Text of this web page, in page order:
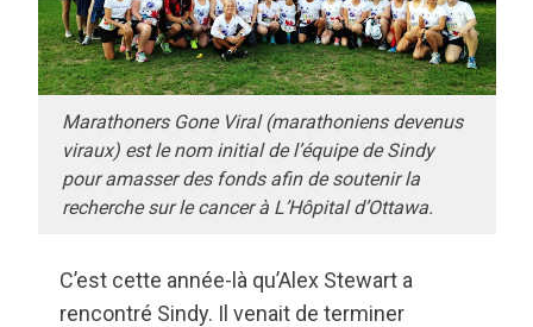
Marathoners Gone Viral (marathoniens devenus
viraux) est le nom initial de l’équipe de Sindy
pour amasser des fonds afin de soutenir la
recherche sur le cancer à L’Hôpital d’Ottawa.
C’est cette année-là qu’Alex Stewart a
rencontré Sindy. Il venait de terminer